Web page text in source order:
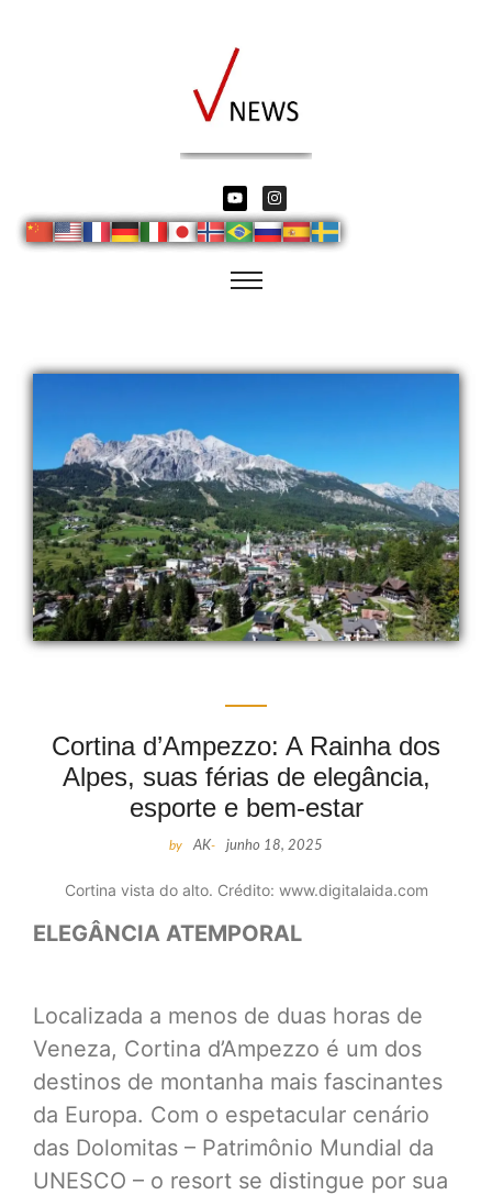
Cortina d’Ampezzo: A Rainha dos
Alpes, suas férias de elegância,
esporte e bem-estar
by AK- junho 18, 2025
Cortina vista do alto. Crédito: www.digitalaida.com
ELEGÂNCIA ATEMPORAL
Localizada a menos de duas horas de
Veneza, Cortina d’Ampezzo é um dos
destinos de montanha mais fascinantes
da Europa. Com o espetacular cenário
das Dolomitas – Patrimônio Mundial da
UNESCO – o resort se distingue por sua